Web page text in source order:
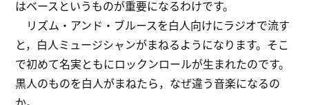
はベースというものが重要になるわけです。
リズム・アンド・ブルースを白人向けにラジオで流す
と，白人ミュージシャンがまねるようになります。そこ
で初めて名実ともにロックンロールが生まれたのです。
黒人のものを白人がまねたら，なぜ違う音楽になるの